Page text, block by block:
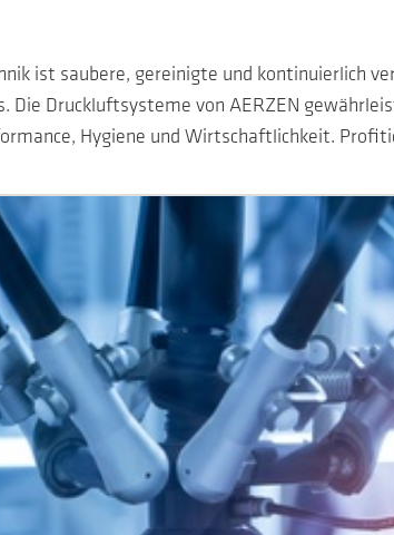
ist saubere, gereinigte und kontinuierlich
Die Druckluftsysteme von AERZEN
Hygiene und Wirtschaftlichkeit.